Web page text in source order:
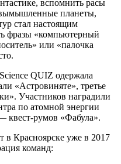
вспомнить расы
планеты,
стал настоящим
фразы «компьютерный
или «палочка
QUIZ одержала
«Астровиняте», третье
Участников наградили
по атомной энергии
квест-румов «Фабула».
Красноярске уже в 2017
команд: